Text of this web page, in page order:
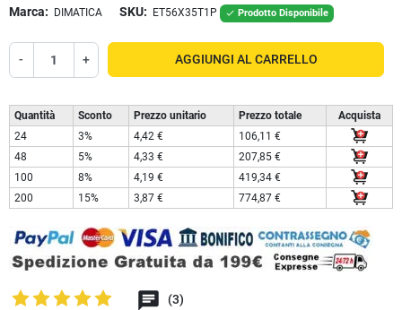
Marca: DIMATICA SKU: ET56X35T1P  Prodotto Disponibile
- + AGGIUNGI AL CARRELLO
Quantità Sconto Prezzo unitario Prezzo totale
Acquista
24
3% 4,42 €
106,11 €
48
5% 4,33 €
207,85 €
100
8% 4,19 €
419,34 €
200
15% 3,87 € 774,87 €
(3)